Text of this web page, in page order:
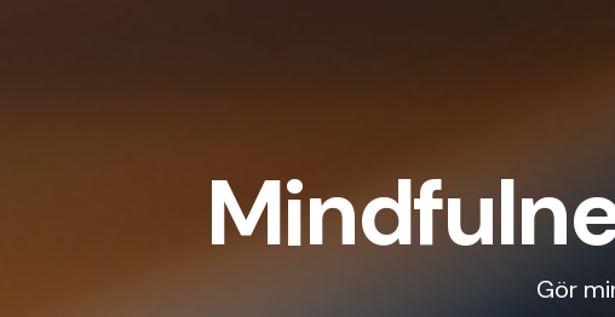
Gör